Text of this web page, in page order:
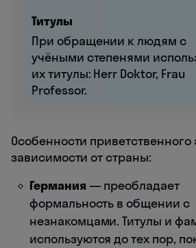
Титулы
При обращении к людям с
учёными степенями
их титулы: Herr Doktor, Frau
Professor.
Особенности приветственного
зависимости от страны:
Германия — преобладает
формальность в общении с
незнакомцами. Титулы и
используются до тех пор,